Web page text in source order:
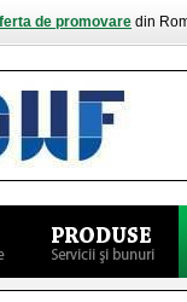
de promovare din